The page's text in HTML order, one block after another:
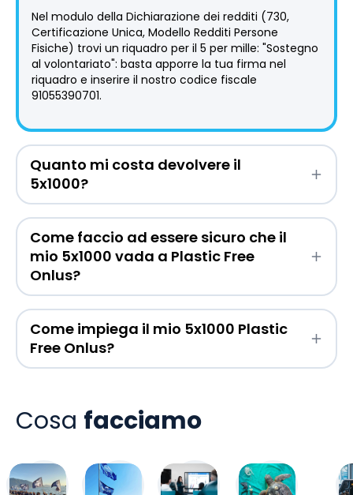
Nel modulo della Dichiarazione dei redditi (730,
Certificazione Unica, Modello Redditi Persone
Fisiche) trovi un riquadro per il 5 per mille: "Sostegno
al volontariato": basta apporre la tua firma nel
riquadro e inserire il nostro codice fiscale
91055390701.
Quanto mi costa devolvere il
5x1000?
Come faccio ad essere sicuro che il
mio 5x1000 vada a Plastic Free
Onlus?
Come impiega il mio 5x1000 Plastic
Free Onlus?
Cosa facciamo